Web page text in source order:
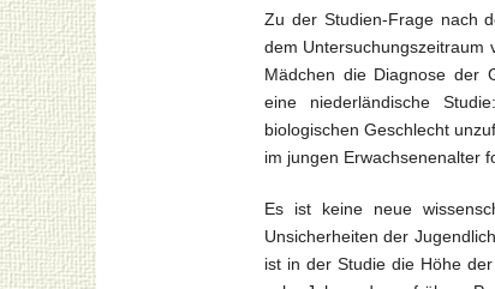
Zu der Studien-Frage nach
dem Untersuchungszeitraum
Mädchen die Diagnose der
eine niederländische
biologischen Geschlecht
im jungen Erwachsenenalter
Es ist keine neue
Unsicherheiten der
ist in der Studie die Höhe